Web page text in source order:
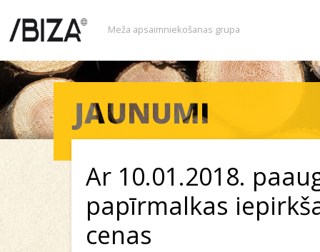
Meža apsaimniekošanas grupa
Ar 10.01.2018.
papīrmalkas
cenas